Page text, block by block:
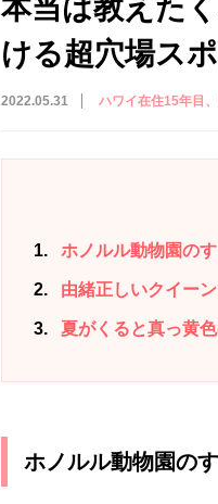
本当は教えた
ける超穴場ス
2022.05.31 ハワイ在住15年目
1 ホノルル動物園の
2 由緒正しいクイー
3 夏がくると真っ黄
ホノルル動物園の